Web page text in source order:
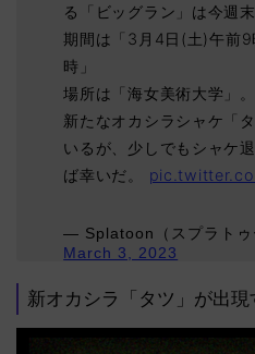
る「ビッグラン」は今週
期間は「3月4日(土)午前
時」
場所は「海女美術大学」。
新たなオカシラシャケ「
いるが、少しでもシャケ
ば幸いだ。
— Splatoon（スプラト
March 3, 2023
新オカシラ「タツ」が出現